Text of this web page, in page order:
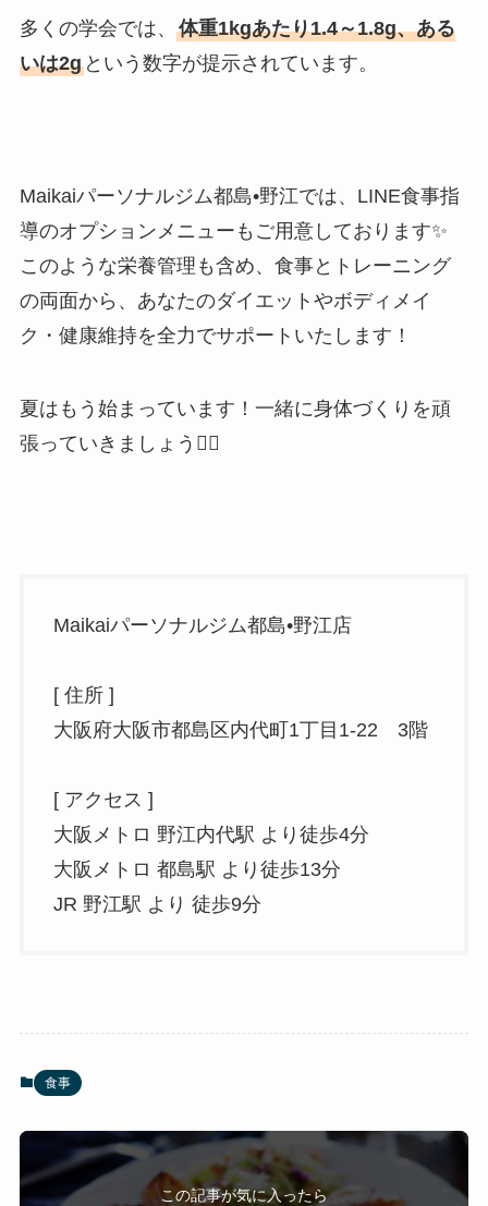
多くの学会では、 体重1kgあたり1.4～1.8g、ある
いは2gという数字が提示されています。
Maikaiパーソナルジム都島•野江では、LINE食事指
導のオプションメニューもご用意しております✨
このような栄養管理も含め、食事とトレーニング
の両面から、あなたのダイエットやボディメイ
ク・健康維持を全力でサポートいたします！
夏はもう始まっています！一緒に身体づくりを頑
張っていきましょう🏋🏽
Maikaiパーソナルジム都島•野江店
[ 住所 ]
大阪府大阪市都島区内代町1丁目1-22 3階
[ アクセス ]
大阪メトロ 野江内代駅 より徒歩4分
大阪メトロ 都島駅 より徒歩13分
JR 野江駅 より 徒歩9分
食事
この記事が気に入ったら